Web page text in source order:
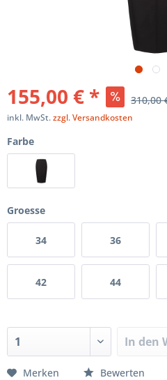
155,00 € * 310,00
inkl. MwSt.zzgl. Versandkosten
Farbe
Groesse
34 36
42 44
In den
Merken Bewerten